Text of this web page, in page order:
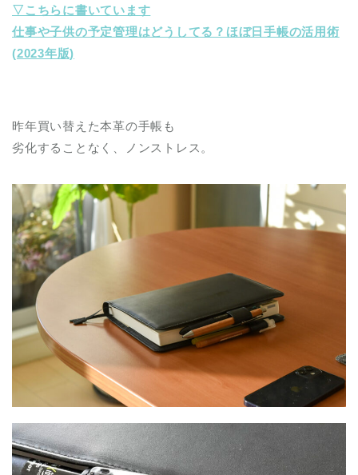
▽こちらに書いています
仕事や子供の予定管理はどうしてる？ほぼ日手帳の活用術
(2023年版)
昨年買い替えた本革の手帳も
劣化することなく、ノンストレス。